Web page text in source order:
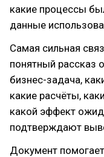
какие процессы
данные
Самая сильная
понятный рассказ
бизнес-задача,
какие расчёты,
какой эффект
подтверждают
Документ